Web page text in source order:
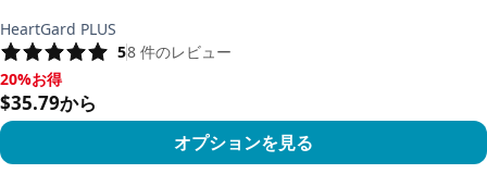
HeartGard PLUS
58 件のレビュー
20%お得, $35.79から
20%お得
$35.79から
オプションを見る